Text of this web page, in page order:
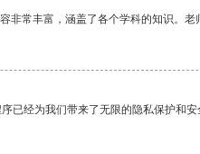
非常丰富，涵盖了各个学科的知识。老
已经为我们带来了无限的隐私保护和安